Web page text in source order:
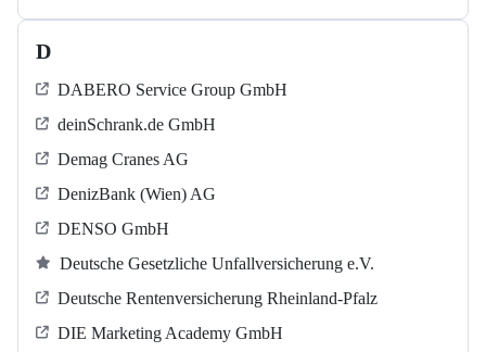
D
DABERO Service Group GmbH
deinSchrank.de GmbH
Demag Cranes AG
DenizBank (Wien) AG
DENSO GmbH
Deutsche Gesetzliche Unfallversicherung e.V.
Deutsche Rentenversicherung Rheinland-Pfalz
DIE Marketing Academy GmbH